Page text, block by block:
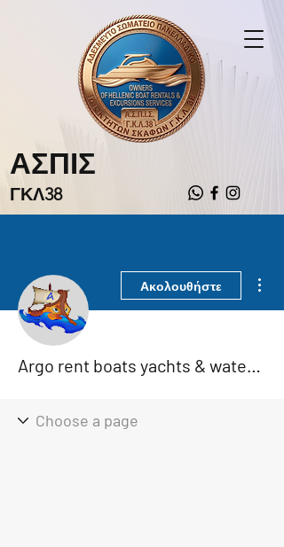
ΑΣΠΙΣ
ΓΚΛ38
Ακολουθήστε
Argo rent boats yachts & water sports services